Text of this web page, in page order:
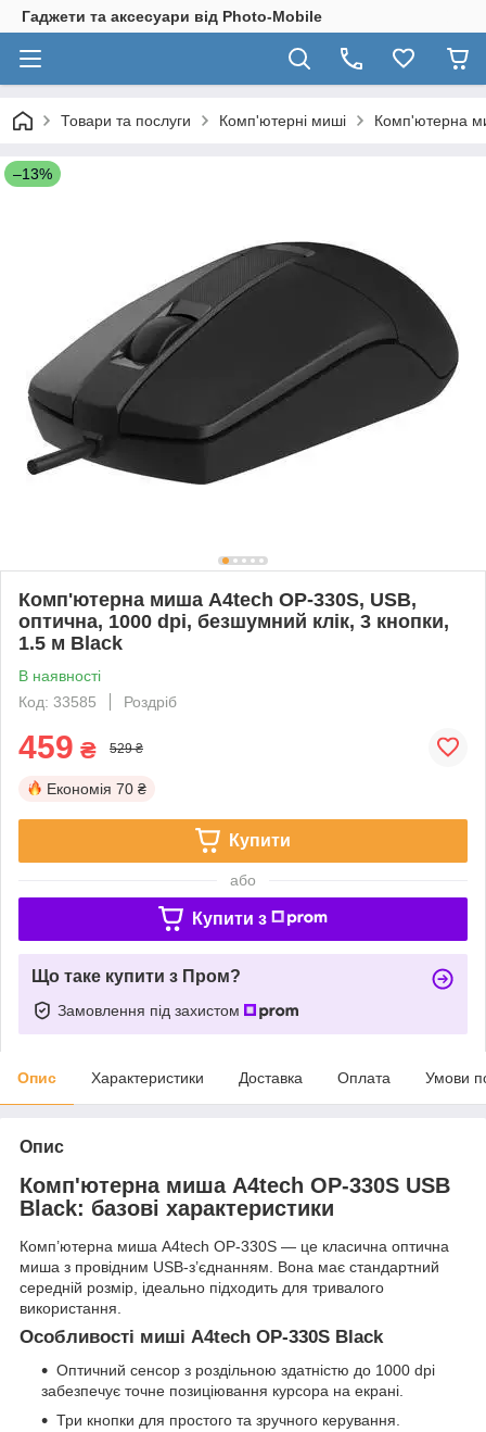
Гаджети та аксесуари від Photo-Mobile
Товари та послуги Комп'ютерні миші Комп'ютерна
–13%
Комп'ютерна миша A4tech OP-330S, USB,
оптична, 1000 dpi, безшумний клік, 3 кнопки,
1.5 м Black
В наявності
Код: 33585
Роздріб
459 ₴ 529 ₴
Економія 70 ₴
Купити
або
Купити з
Що таке купити з Пром?
Замовлення під захистом
Опис Характеристики Доставка Оплата Умови
Опис
Комп'ютерна миша A4tech OP-330S USB
Black: базові характеристики
Комп’ютерна миша A4tech OP-330S — це класична оптична
миша з провідним USB-з’єднанням. Вона має стандартний
середній розмір, ідеально підходить для тривалого
використання.
Особливості миші A4tech OP-330S Black
Оптичний сенсор з роздільною здатністю до 1000 dpi
забезпечує точне позиціювання курсора на екрані.
Три кнопки для простого та зручного керування.